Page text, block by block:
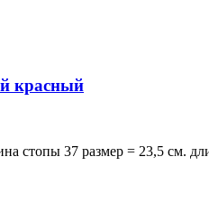
красный
стопы 37 размер = 23,5 см.